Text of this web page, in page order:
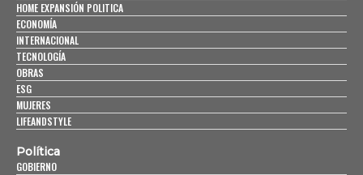
HOME EXPANSIÓN POLITICA
ECONOMÍA
INTERNACIONAL
TECNOLOGÍA
OBRAS
ESG
MUJERES
LIFEANDSTYLE
Política
GOBIERNO